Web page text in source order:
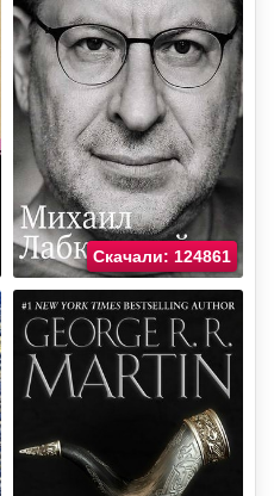
Скачали: 124861